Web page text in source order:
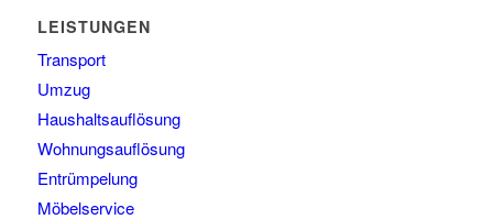
LEISTUNGEN
Transport
Umzug
Haushaltsauflösung
Wohnungsauflösung
Entrümpelung
Möbelservice